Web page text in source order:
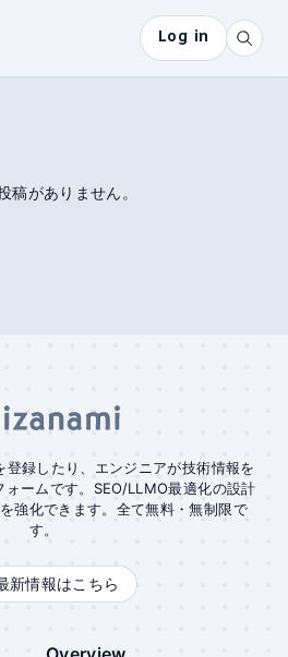
Log in
稿がありません。
録したり、エンジニアが技術情報を
ームです。SEO/LLMO最適化の設計
強化できます。全て無料・無制限で
す。
新情報はこちら